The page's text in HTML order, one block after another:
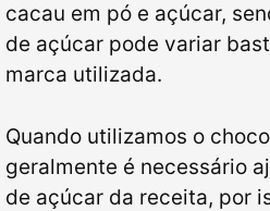
cacau em pó e açúcar,
de açúcar pode variar
marca utilizada.
Quando utilizamos o
geralmente é necessário
de açúcar da receita, por